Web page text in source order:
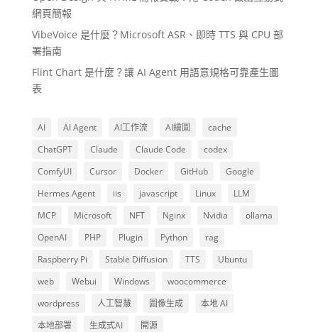
網頁簡報
VibeVoice 是什麼？Microsoft ASR、即時 TTS 與 CPU 部
署指南
Flint Chart 是什麼？讓 AI Agent 用語意規格可靠產生圖
表
AI AI Agent AI工作流 AI繪圖
cache
ChatGPT
Claude Claude Code
codex
ComfyUI
Cursor Docker GitHub
Google
Hermes Agent
iis javascript Linux
LLM
MCP
Microsoft NFT Nginx Nvidia
ollama
OpenAI
PHP Plugin Python
rag
Raspberry Pi
Stable Diffusion TTS
Ubuntu
web
Webui Windows
woocommerce
wordpress
人工智慧 圖像生成
本地 AI
本地部署
生成式AI 開源